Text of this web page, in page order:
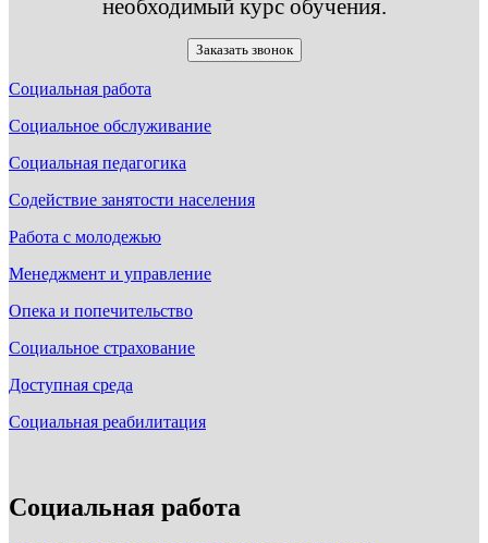
необходимый курс обучения.
Заказать звонок
Социальная работа
Социальное обслуживание
Социальная педагогика
Содействие занятости населения
Работа с молодежью
Менеджмент и управление
Опека и попечительство
Социальное страхование
Доступная среда
Социальная реабилитация
Социальная работа